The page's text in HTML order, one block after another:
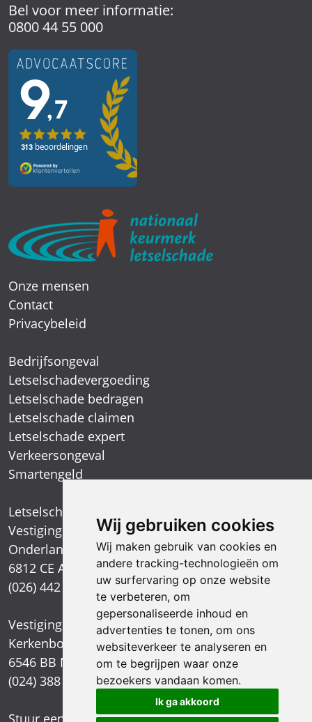
Wij gebruiken cookies
Wij maken gebruik van cookies en
andere tracking-technologieën om
uw surfervaring op onze website
te verbeteren, om
gepersonaliseerde inhoud en
advertenties te tonen, om ons
websiteverkeer te analyseren en
om te begrijpen waar onze
bezoekers vandaan komen.
Ik ga akkoord
Bel voor meer informatie:
0800 44 55 000
Onze mensen
Contact
Privacybeleid
Bedrijfsongeval
Letselschadevergoeding
Letselschade bedragen
Letselschade claimen
Letselschade expert
Verkeersongeval
Smartengeld
Letselschadespecialist
Vestiging Arnhem
Onderlangs 1
6812 CE Arnhem
(026) 442 39 13
Vestiging Nijmegen
Kerkenbos 1021
6546 BB Nijmegen
(024) 388 66 80